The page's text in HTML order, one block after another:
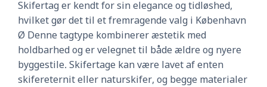
Skifertag er kendt for sin elegance og tidløshed,
hvilket gør det til et fremragende valg i København
Ø Denne tagtype kombinerer æstetik med
holdbarhed og er velegnet til både ældre og nyere
byggestile. Skifertage kan være lavet af enten
skifereternit eller naturskifer, og begge materialer